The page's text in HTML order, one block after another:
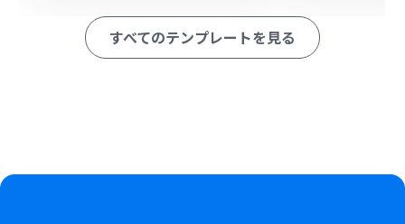
Chatworkでのメッセージ送信をすべて実行するためのス
キルを作成します。その際、Google スプレッドシートの
「行を追加する」「値を更新する」アクションと、
すべてのテンプレートを見る